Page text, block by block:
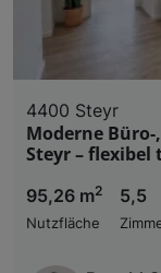
4400 Steyr
Moderne
Steyr – flexibel
95,26 m2
Nutzfläche
5,5